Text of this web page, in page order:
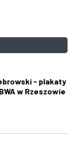
- plakaty
w Rzeszowie